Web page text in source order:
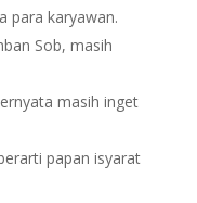
para karyawan.
Sob, masih
masih inget
papan isyarat